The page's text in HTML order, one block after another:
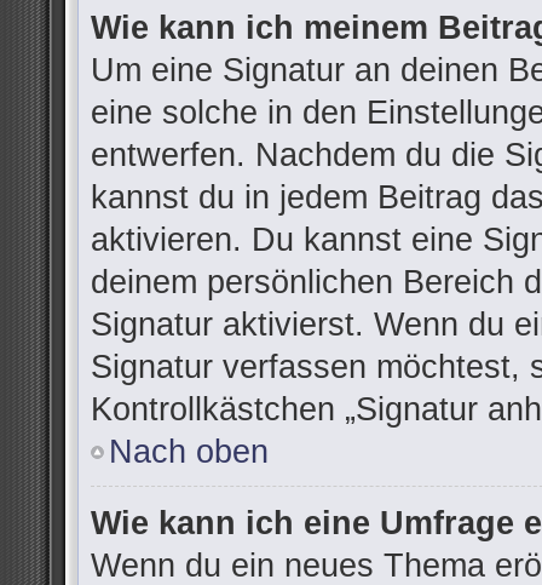
Wie kann ich meinem
Um eine Signatur an deinen
eine solche in den
entwerfen. Nachdem du die
kannst du in jedem Beitrag
aktivieren. Du kannst eine
deinem persönlichen Bereich
Signatur aktivierst. Wenn du
Signatur verfassen möchtest,
Kontrollkästchen „Signatur
Nach oben
Wie kann ich eine Umfrage
Wenn du ein neues Thema